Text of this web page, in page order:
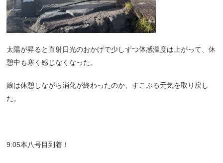
太陽が昇ると直射日光のおかげで少しずつ体感温度は上がって、休
憩中も寒く感じなくなった。
娘は休憩しながら消化が終わったのか、すこぶる元気を取り戻し
た。
9:05本八号目到着！